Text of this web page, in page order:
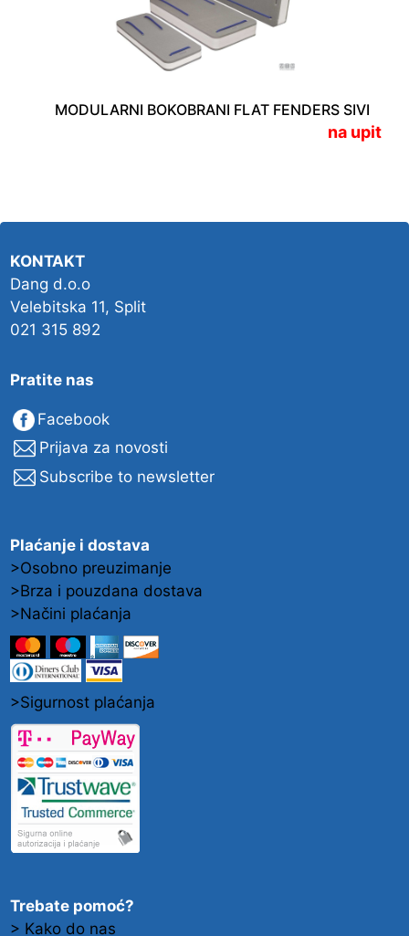
MODULARNI BOKOBRANI FLAT FENDERS SIVI
na upit
KONTAKT
Dang d.o.o
Velebitska 11, Split
021 315 892
Pratite nas
Facebook
Prijava za novosti
Subscribe to newsletter
Plaćanje i dostava
>Osobno preuzimanje
>Brza i pouzdana dostava
>Načini plaćanja
>Sigurnost plaćanja
Trebate pomoć?
> Kako do nas